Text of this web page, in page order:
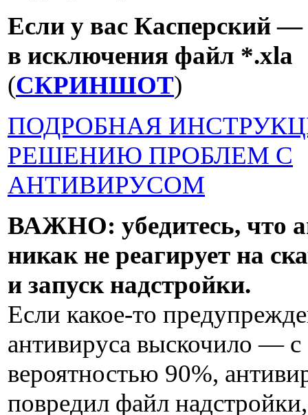
Если у вас Касперский —
в исключения файл *.xla
(СКРИНШОТ)
ПОДРОБНАЯ
РЕШЕНИЮ ПРОБЛЕМ С
АНТИВИРУСОМ
ВАЖНО: убедитесь, что
никак не реагирует на
и запуск надстройки.
Если какое-то
антивируса выскочило — с
вероятностью 90%,
повредил файл